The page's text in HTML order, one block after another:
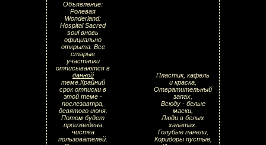
Объявление:
Ролевая
Wonderland:
Hospital Sacred
soul вновь
официально
открыта. Все
старые
участники
отписываются в
данной
теме.Крайний
срок отписки в
этой теме -
послезавтра,
девятого июня.
Потом будет
произведена
чистка
пользователей.
Пластик, кафель
и краска,
Отвратительный
запах,
Всюду - белые
маски,
Люди в белых
халатах.
Голубые панели,
Коридоры пустые,